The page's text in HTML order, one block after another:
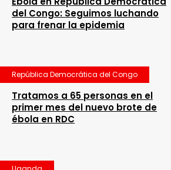
del Congo: Seguimos luchando
para frenar la epidemia
República Democrática del Congo
Tratamos a 65 personas en el
primer mes del nuevo brote de
ébola en RDC